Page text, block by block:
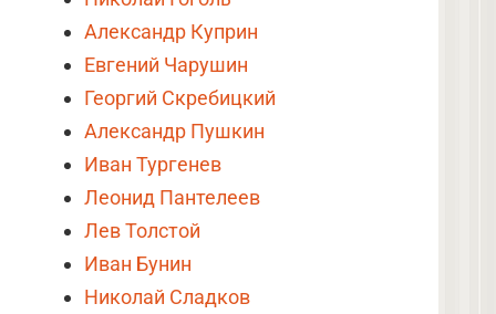
Александр Куприн
Евгений Чарушин
Георгий Скребицкий
Александр Пушкин
Иван Тургенев
Леонид Пантелеев
Лев Толстой
Иван Бунин
Николай Сладков